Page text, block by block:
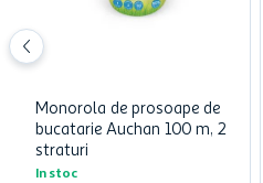
Monorola de prosoape de
bucatarie Auchan 100 m, 2
straturi
In stoc